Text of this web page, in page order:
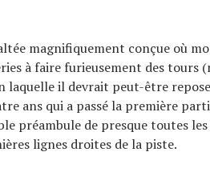
magnifiquement conçue où
à faire furieusement des tours
laquelle il devrait peut-être
ans qui a passé la première
préambule de presque toutes les
lignes droites de la piste.